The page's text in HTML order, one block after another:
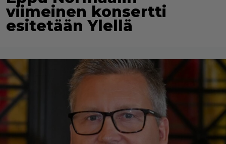
viimeinen konsertti
esitetään Ylellä